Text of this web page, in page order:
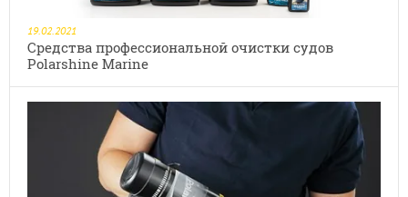
19.02.2021
Средства профессиональной очистки судов
Polarshine Marine